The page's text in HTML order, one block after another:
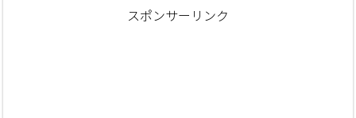
スポンサーリンク